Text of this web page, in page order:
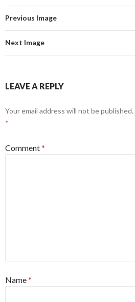
Previous Image
Next Image
LEAVE A REPLY
Your email address will not be published.
*
Comment*
Name*